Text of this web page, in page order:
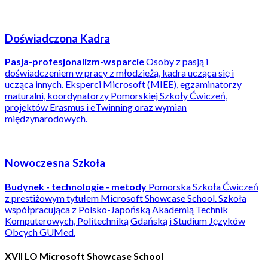
Doświadczona Kadra
Pasja-profesjonalizm-wsparcieOsoby z pasją i
doświadczeniem w pracy z młodzieżą, kadra ucząca się i
ucząca innych. Eksperci Microsoft (MIEE), egzaminatorzy
maturalni, koordynatorzy Pomorskiej Szkoły Ćwiczeń,
projektów Erasmus i eTwinning oraz wymian
międzynarodowych.
Nowoczesna Szkoła
Budynek - technologie - metody Pomorska Szkoła Ćwiczeń
z prestiżowym tytułem Microsoft Showcase School. Szkoła
współpracująca z Polsko-Japońską Akademią Technik
Komputerowych, Politechniką Gdańską i Studium Języków
Obcych GUMed.
XVII LO Microsoft Showcase School